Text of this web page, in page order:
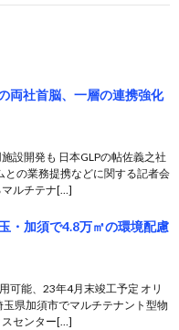
両社首脳、一層の連携強化
設開発も 日本GLPの帖佐義之社
の業務提携などに関する記者会
マルチテナ[…]
・加須で4.8万㎡の環境配慮
可能、23年4月末竣工予定 オリ
県加須市でマルチテナント型物
センター[…]